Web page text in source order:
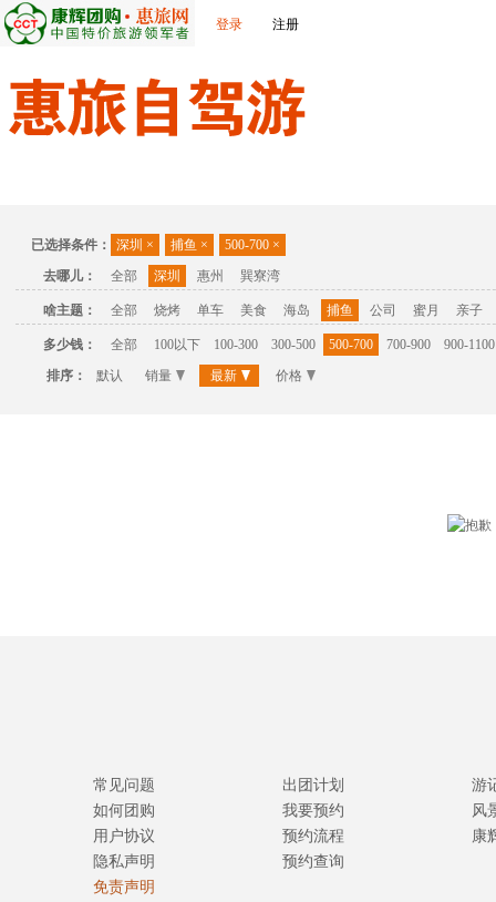
登录 注册
已选择条件： 深圳 × 捕鱼 × 500-700 ×
去哪儿：
全部 深圳 惠州 巽寮湾
啥主题： 全部 烧烤 单车 美食 海岛 捕鱼 公司 蜜月 亲子
多少钱： 全部 100以下 100-300 300-500 500-700 700-900
900-1100
排序：
默认 销量 最新 价格
常见问题
如何团购
用户协议
隐私声明
免责声明
出团计划
我要预约
预约流程
预约查询
游
风
康